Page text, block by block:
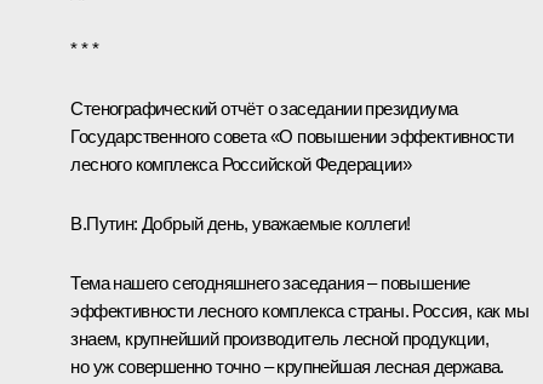
* * *
Стенографический отчёт о заседании президиума
Государственного совета «О повышении эффективности
лесного комплекса Российской Федерации»
В.Путин: Добрый день, уважаемые коллеги!
Тема нашего сегодняшнего заседания – повышение
эффективности лесного комплекса страны. Россия, как мы
знаем, крупнейший производитель лесной продукции,
но уж совершенно точно – крупнейшая лесная держава.